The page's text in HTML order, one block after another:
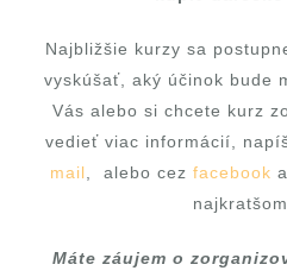
Najbližšie kurzy sa
vyskúšať, aký účinok bude
Vás alebo si chcete kurz
vedieť viac informácií,
mail , alebo cez facebook
Máte záujem o